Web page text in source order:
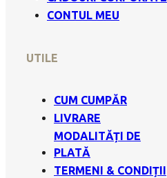
CONTUL MEU
UTILE
CUM CUMPĂR
LIVRARE
MODALITĂȚI DE
PLATĂ
TERMENI & CONDIȚII